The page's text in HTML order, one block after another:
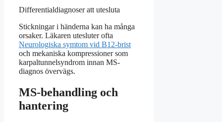
Differentialdiagnoser att utesluta
Stickningar i händerna kan ha många
orsaker. Läkaren utesluter ofta
Neurologiska symtom vid B12-brist
och mekaniska kompressioner som
karpaltunnelsyndrom innan MS-
diagnos övervägs.
MS-behandling och
hantering